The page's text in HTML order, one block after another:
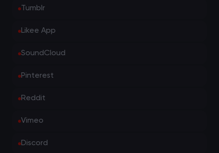
Tumblr
Likee App
SoundCloud
Pinterest
Reddit
Vimeo
Discord